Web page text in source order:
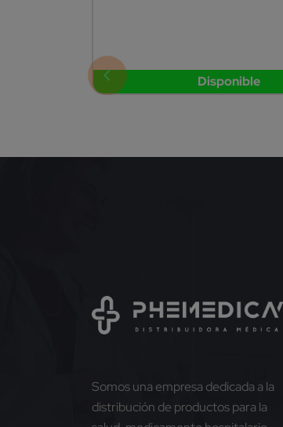
Disponible
Somos una empresa dedicada a la
distribución de productos para la